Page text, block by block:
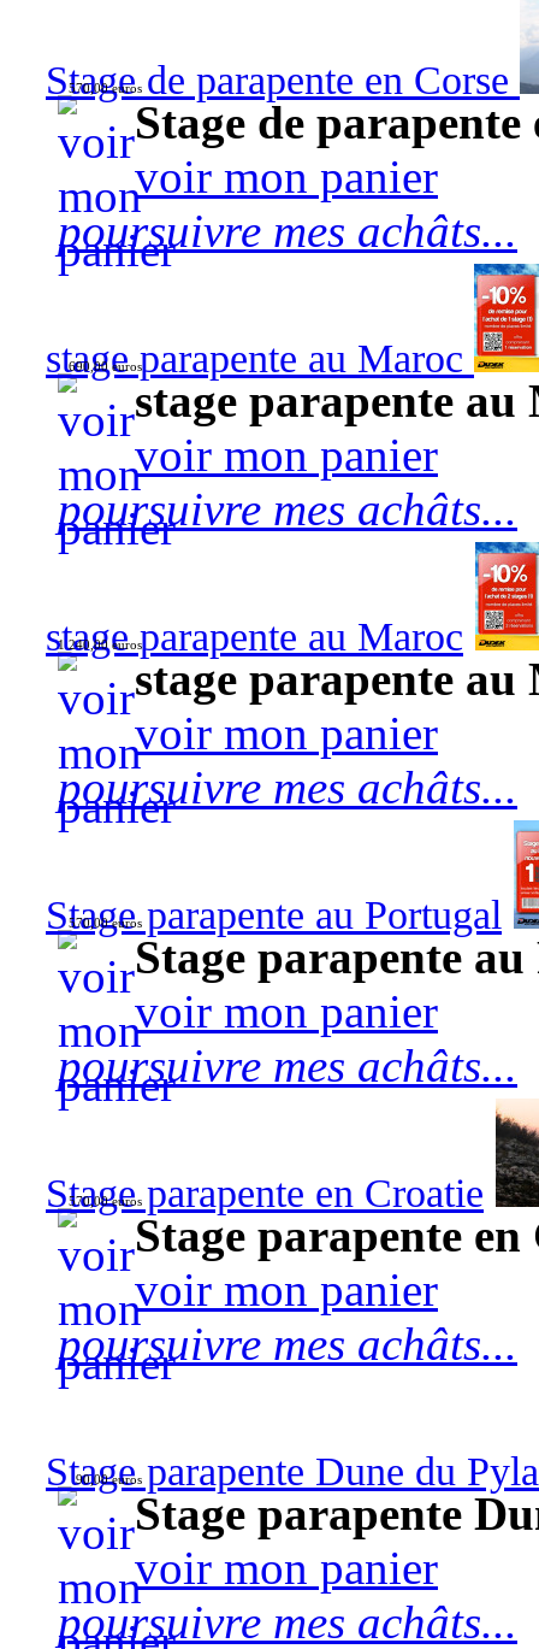
Stage de parapente en Corse
570,00 euros
Stage de
voir mon panier
poursuivre mes achâts...
stage parapente au Maroc
690,00 euros
stage parapente
voir mon panier
poursuivre mes achâts...
stage parapente au Maroc
1 240,00 euros
stage parapente au
voir mon panier
poursuivre mes achâts...
Stage parapente au Portugal
570,00 euros
Stage parapente
voir mon panier
poursuivre mes achâts...
Stage parapente en Croatie
570,00 euros
Stage parapente
voir mon panier
poursuivre mes achâts...
Stage parapente Dune du
90,00 euros
Stage parapente
voir mon panier
poursuivre mes achâts...